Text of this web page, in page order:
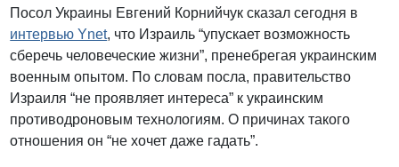
Посол Украины Евгений Корнийчук сказал сегодня в
интервью Ynet, что Израиль “упускает возможность
сберечь человеческие жизни”, пренебрегая украинским
военным опытом. По словам посла, правительство
Израиля “не проявляет интереса” к украинским
противодроновым технологиям. О причинах такого
отношения он “не хочет даже гадать”.